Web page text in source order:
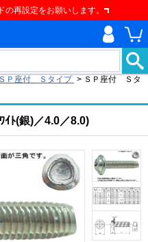
再設定をお願いします。
ＳＰ座付 Ｓタイプ > ＳＰ座付 Ｓタ
ﾄ(銀)／4.0／8.0)